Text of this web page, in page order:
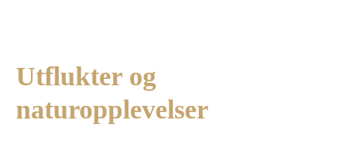
Utflukter og
naturopplevelser